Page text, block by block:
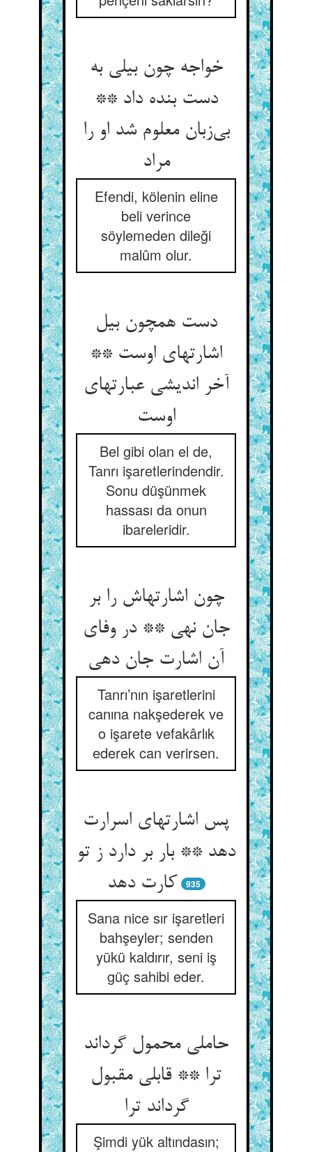
خواجه چون بیلی به
دست بنده داد **
بی‌‌زبان معلوم شد او را
مراد
Efendi, kölenin eline
beli verince
söylemeden dileği
malûm olur.
دست همچون بیل
اشارتهای اوست **
آخر اندیشی عبارتهای
اوست‌‌
Bel gibi olan el de,
Tanrı işaretlerindendir.
Sonu düşünmek
hassası da onun
ibareleridir.
چون اشارتهاش را بر
جان نهی ** در وفای
Tanrı’nın işaretlerini
canına nakşederek ve
o işarete vefakârlık
ederek can verirsen.
پس اشارتهای اسرارت
دهد ** بار بر دارد ز تو
کارت دهد
935
Sana nice sır işaretleri
bahşeyler; senden
yükü kaldırır, seni iş
güç sahibi eder.
حاملی محمول گرداند
ترا ** قابلی مقبول
گرداند ترا
Şimdi yük altındasın;